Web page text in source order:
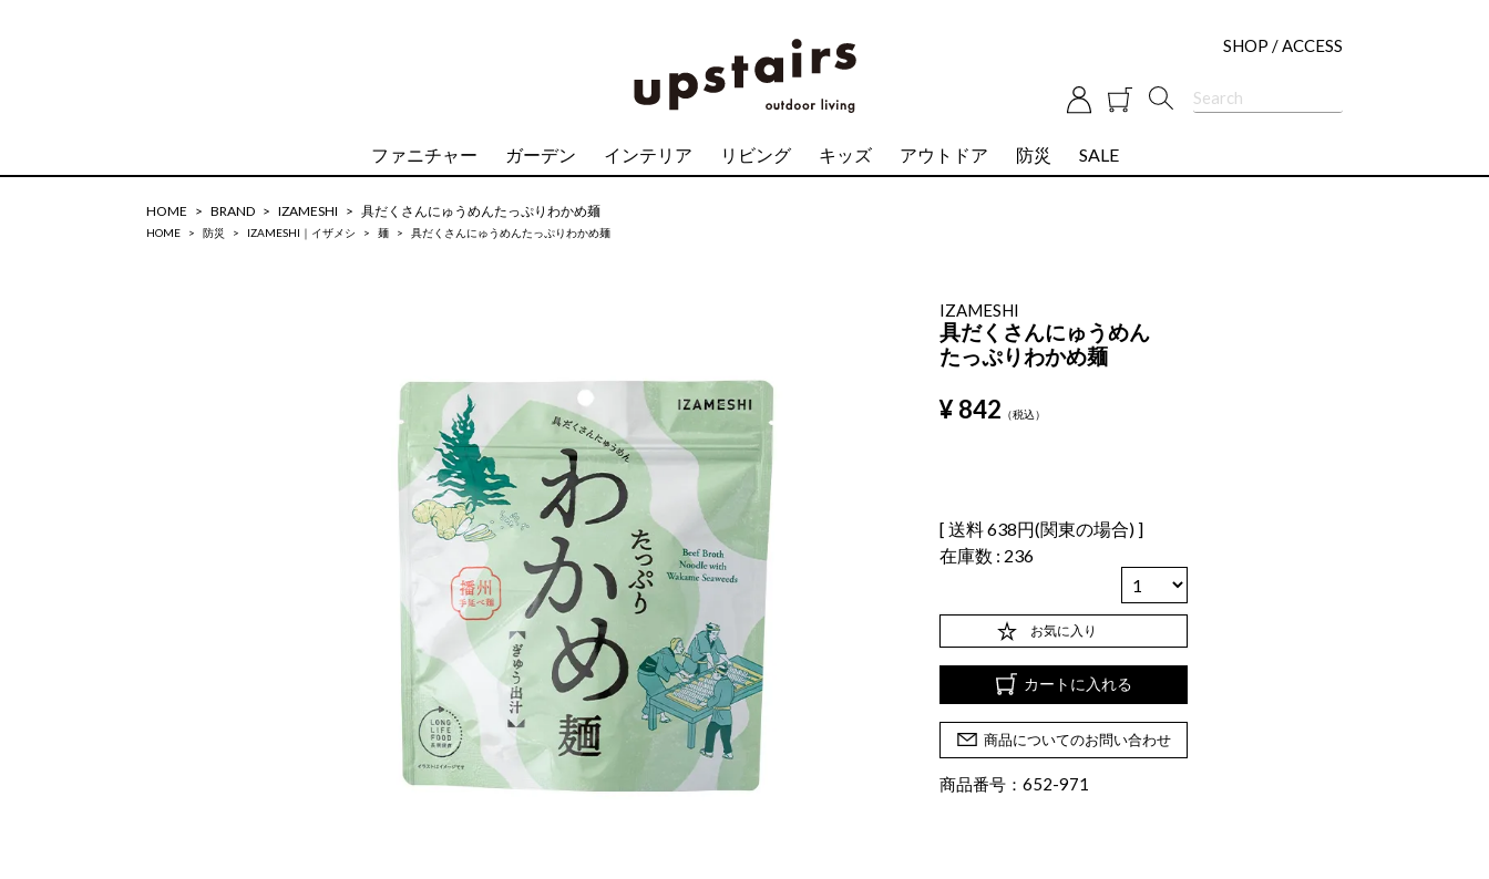
SHOP / ACCESS
ファニチャー ガーデン インテリア リビング キッズ アウトドア 防災 SALE
HOME BRAND IZAMESHI 具だくさんにゅうめんたっぷりわかめ麺
HOME 防災 IZAMESHI｜イザメシ 麺 具だくさんにゅうめんたっぷりわかめ麺
IZAMESHI
具だくさんにゅうめん
たっぷりわかめ麺
¥842 税込
送料638円(関東の場合)
在庫数
236
お気に入り
カートに入れる
商品についてのお問い合わせ
商品番号：652-971